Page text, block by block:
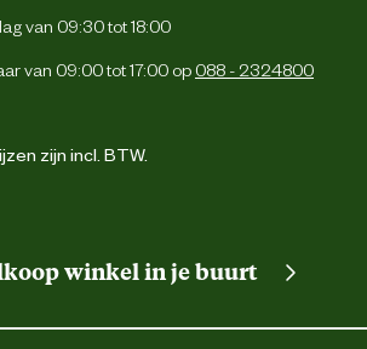
van 09:30 tot 18:00
van 09:00 tot 17:00 op 088 - 2324800
zijn incl. BTW.
winkel in je buurt